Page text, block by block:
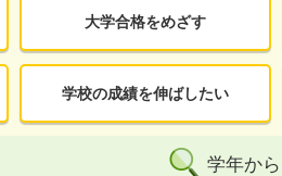
大学合格をめざす
学校の成績を伸ばしたい
学年か